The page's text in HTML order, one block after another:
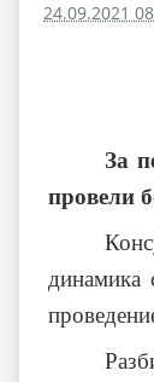
24.09.2021
За
провели
динамика